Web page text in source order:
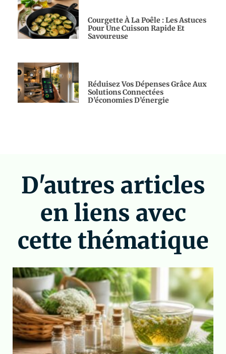
Courgette À La Poêle : Les Astuces
Pour Une Cuisson Rapide Et
Savoureuse
Réduisez Vos Dépenses Grâce Aux
Solutions Connectées
D’économies D’énergie
D'autres articles
en liens avec
cette thématique